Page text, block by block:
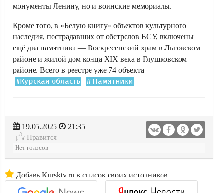
монументы Ленину, но и воинские мемориалы.
Кроме того, в «Белую книгу» объектов культурного
наследия, пострадавших от обстрелов ВСУ, включены
ещё два памятника — Воскресенский храм в Льговском
районе и жилой дом конца XIX века в Глушковском
районе. Всего в реестре уже 74 объекта.
#Курская область # Памятники
19.05.2025
21:35
Нравится
Нет голосов
Добавь Kursktv.ru в список своих источников